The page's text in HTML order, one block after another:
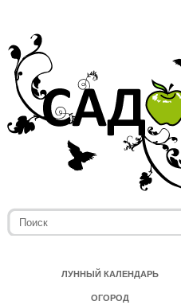
ЛУННЫЙ КАЛЕНДАРЬ
ОГОРОД